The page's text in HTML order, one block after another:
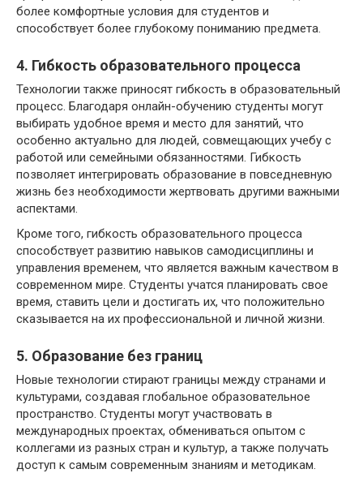
более комфортные условия для студентов и
способствует более глубокому пониманию предмета.
4. Гибкость образовательного процесса
Технологии также приносят гибкость в образовательный
процесс. Благодаря онлайн-обучению студенты могут
выбирать удобное время и место для занятий, что
особенно актуально для людей, совмещающих учебу с
работой или семейными обязанностями. Гибкость
позволяет интегрировать образование в повседневную
жизнь без необходимости жертвовать другими важными
аспектами.
Кроме того, гибкость образовательного процесса
способствует развитию навыков самодисциплины и
управления временем, что является важным качеством в
современном мире. Студенты учатся планировать свое
время, ставить цели и достигать их, что положительно
сказывается на их профессиональной и личной жизни.
5. Образование без границ
Новые технологии стирают границы между странами и
культурами, создавая глобальное образовательное
пространство. Студенты могут участвовать в
международных проектах, обмениваться опытом с
коллегами из разных стран и культур, а также получать
доступ к самым современным знаниям и методикам.